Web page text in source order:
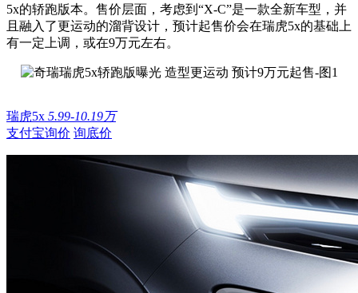
5x的轿跑版本。售价层面，考虑到“X-C”是一款全新车型，并
且融入了更运动的溜背设计，预计起售价会在瑞虎5x的基础上
有一定上调，或在9万元左右。
瑞虎5x 5.99-10.19万
支付宝询价 询底价